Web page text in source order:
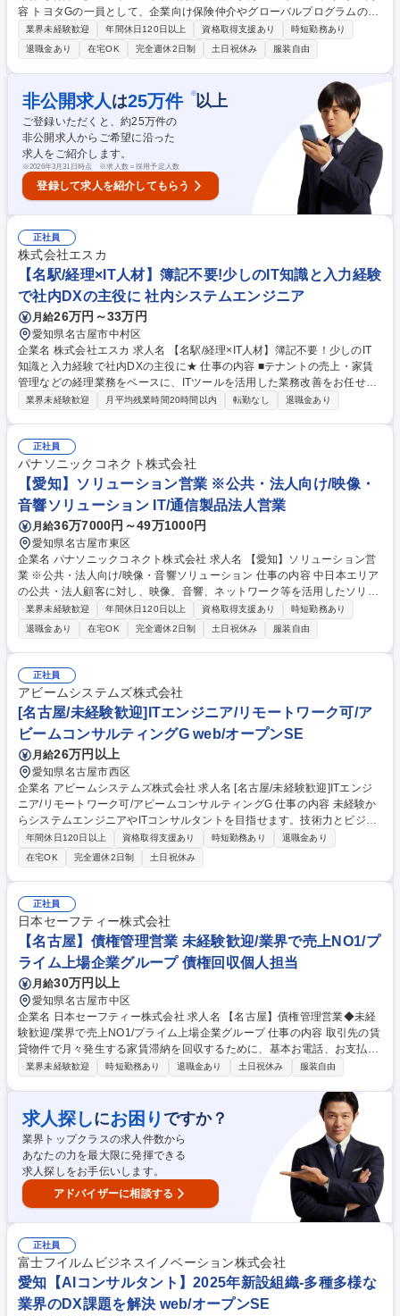
容 トヨタGの一員として、企業向け保険仲介やグローバルプログラムの構
築・運営などを行う当社のコーポレート室のメンバーとして、以下のいず
れかの業務のサポートもしくは全体のサポートをお任せいたします。 ●総
務：備品管理、法令対応 ●経理：経費精算、取引先管理 ●人事：採用、教
育、規程管理 ※いずれも一例です。 募集職種 ★障がい者雇用枠【名古
屋】コーポレート職/総務・経理・人事/豊通グループ
業界未経験歓迎 年間休日120日以上 資格取得支援あり
時短勤務あり
退職金あり
在宅OK 完全週休2日制 土日祝休み 服装自由
非公開求人 は25万件 ※以上
ご登録いただくと、約25万件の
非公開求人からご希望に沿った
求人をご紹介します。
※2026年3月31日時点 ※求人数＝採用予定人数
登録して求人を紹介してもらう
正社員
株式会社エスカ
【名駅/経理×IT人材】簿記不要!少しのIT知識と入力経験
で社内DXの主役に 社内システムエンジニア
月給26万円～33万円
愛知県名古屋市中村区
企業名 株式会社エスカ 求人名 【名駅/経理×IT人材】簿記不要！少しのIT
知識と入力経験で社内DXの主役に★ 仕事の内容 ■テナントの売上・家賃
管理などの経理業務をベースに、ITツールを活用した業務改善をお任せし
ます。数字の分析から経営判断の支援まで、管理部門の幹部候補として会
が行います。イレギュラーな起票の 入力依頼とB/S、P/Lの確認分析」※
税務申告作業は税理士が主体で行います。 ・IT関連：システムベンダーと
連携し、ITツールを導入・活用した仕組みづくり ※単なるルーチン作業で
はなく、会社の数字とITを使って業務を効率化していく仕事です 業務内容
変更の範囲：当社規定に準ずる 募集職種 【名駅/経理×IT人材】簿記不要！
少しのIT知識と入力経験で社内DXの主役に★
業界未経験歓迎 月平均残業時間20時間以内 転勤なし 退職金あり
正社員
パナソニックコネクト株式会社
【愛知】ソリューション営業 ※公共・法人向け/映像・
音響ソリューション IT/通信製品法人営業
月給36万7000円～49万1000円
愛知県名古屋市東区
企業名 パナソニックコネクト株式会社 求人名 【愛知】ソリューション営
業 ※公共・法人向け/映像・音響ソリューション 仕事の内容 中日本エリア
の公共・法人顧客に対し、映像、音響、ネットワーク等を活用したソリュ
ーション営業を担当。既存顧客深耕、新規案件獲得、戦略立案、自治体・
文化施設・スポーツ施設への提案を担います。 ■東海・北陸8県の自治体
施設、設備向けソリューション営業 ■スタジアム、アリーナ等スポーツ振
興施設への提案 ■ホール等の文化振興施設へのエンターテイメント設備提
案 ■設計事務所、コンサルへの営業活動 ■既存顧客、案件の深耕と新規顧
客、案件獲得 ■競争力強化に向けた戦略立案、実行、PJ推進 【仕事の魅
力】地域ランドマークとなる大型施設に関われます。 募集職種 【愛知】
ソリューション営業 ※公共・法人向け/映像・音響ソリューション
業界未経験歓迎 年間休日120日以上 資格取得支援あり
時短勤務あり
退職金あり
在宅OK 完全週休2日制 土日祝休み 服装自由
正社員
アビームシステムズ株式会社
[名古屋/未経験歓迎]ITエンジニア/リモートワーク可/ア
ビームコンサルティングG web/オープンSE
月給26万円以上
愛知県名古屋市西区
企業名 アビームシステムズ株式会社 求人名 [名古屋/未経験歓迎]ITエンジ
ニア/リモートワーク可/アビームコンサルティングG 仕事の内容 未経験か
らシステムエンジニアやITコンサルタントを目指せます。技術力とビジネ
ススキルの両方を学べる完全内製の研修カリキュラムを受講することもで
きるため、未経験の方でも安心してキャッチアップできます。 ■アビーム
システムズは、人材育成に力を入れており、人材力が事業競争優位性と捉
えております。特にITエンジニアは技術力とコンサル力とヒューマンスキ
ルの全てを兼ね備えた人材は市場価値が高く、当社はそんな集団になるこ
とを目指しております。■配属予定の職種：Webアプリケーションエンジ
ニア、SAPエンジニア、ITコンサルタントなどを想定■フレックスやリモ
ートワークを活用できて柔軟な働き方が可能です。 募集職種 [名古屋/未経
験歓迎]ITエンジニア/リモートワーク可/アビームコンサルティングG
年間休日120日以上 資格取得支援あり 時短勤務あり
退職金あり
在宅OK
完全週休2日制 土日祝休み
正社員
日本セーフティー株式会社
【名古屋】債権管理営業 未経験歓迎/業界で売上NO1/プ
ライム上場企業グループ 債権回収個人担当
月給30万円以上
愛知県名古屋市中区
企業名 日本セーフティー株式会社 求人名 【名古屋】債権管理営業◆未経
験歓迎/業界で売上NO1/プライム上場企業グループ 仕事の内容 取引先の賃
貸物件で月々発生する家賃滞納を回収するために、基本お電話、お支払い
頂けない場合は訪問で個人向けコンサルティング営業をして頂きます！親
家賃を滞納されいている入居者様への連絡（支払いの案内や入金計画の立
案 等） 【顧客】■1人あたり平均150～200件/月（業界平均350件/月）
【育成環境】OJT研修が基本になりますが、マニュアルがあることに加
え、マネジメント業務に集中するリーダーを中心に4人1組のチームメンバ
ーが教育を行うためご安心ください。 （雇入れ直後）求人票通り（変更の
範囲）会社の定める業務 募集職種 【名古屋】債権管理営業◆未経験歓迎/
業界で売上NO1/プライム上場企業グループ
業界未経験歓迎 時短勤務あり 退職金あり 土日祝休み 服装自由
求人探しにお困り ですか？
業界トップクラスの求人件数から
あなたの力を最大限に発揮できる
求人探しをお手伝いします。
アドバイザーに相談する
正社員
富士フイルムビジネスイノベーション株式会社
愛知【AIコンサルタント】2025年新設組織-多種多様な
業界のDX課題を解決 web/オープンSE